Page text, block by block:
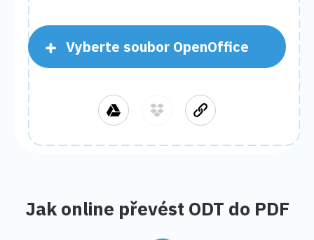
Vyberte soubor OpenOffice
Jak online převést ODT do PDF